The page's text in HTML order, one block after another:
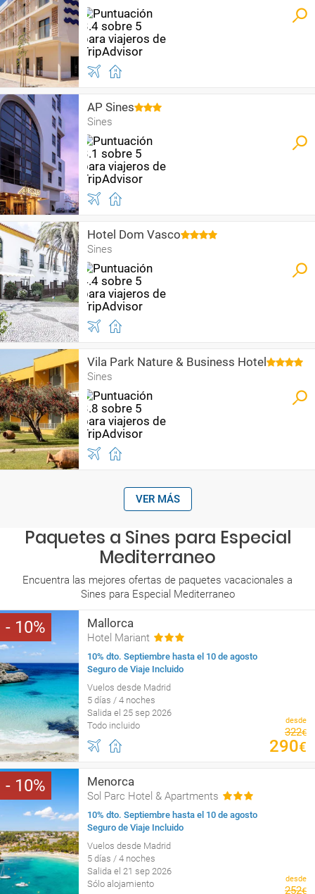
AP Sines
Sines
Hotel Dom Vasco
Sines
Vila Park Nature & Business Hotel
Sines
VER MÁS
Paquetes a Sines para Especial
Mediterraneo
Encuentra las mejores ofertas de paquetes vacacionales a
Sines para Especial Mediterraneo
10 Mallorca
Hotel Mariant
10% dto. Septiembre hasta el 10 de agosto
Seguro de Viaje Incluido
Vuelos desde Madrid
5 días / 4 noches
Salida el 25 sep 2026
Todo incluido
desde
322€
290€
10 Menorca
Sol Parc Hotel & Apartments
10% dto. Septiembre hasta el 10 de agosto
Seguro de Viaje Incluido
Vuelos desde Madrid
5 días / 4 noches
Salida el 21 sep 2026
Sólo alojamiento
desde
252€